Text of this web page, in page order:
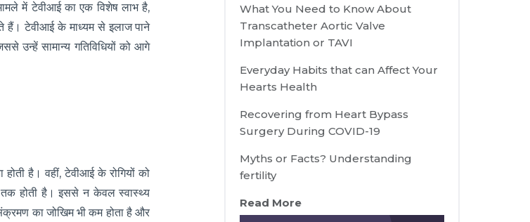
में टेवीआई का एक विशेष लाभ है,
हैं। टेवीआई के माध्यम से इलाज पाने
उन्हें सामान्य गतिविधियों को आगे
है। वहीं, टेवीआई के रोगियों को
होती है। इससे न केवल स्वास्थ्य
का जोखिम भी कम होता है और
What You Need to Know About
Transcatheter Aortic Valve
Implantation or TAVI
Everyday Habits that can Affect Your
Hearts Health
Recovering from Heart Bypass
Surgery During COVID-19
Myths or Facts? Understanding
fertility
Read More